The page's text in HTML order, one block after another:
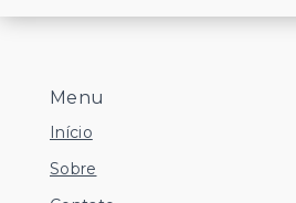
Menu
Início
Sobre